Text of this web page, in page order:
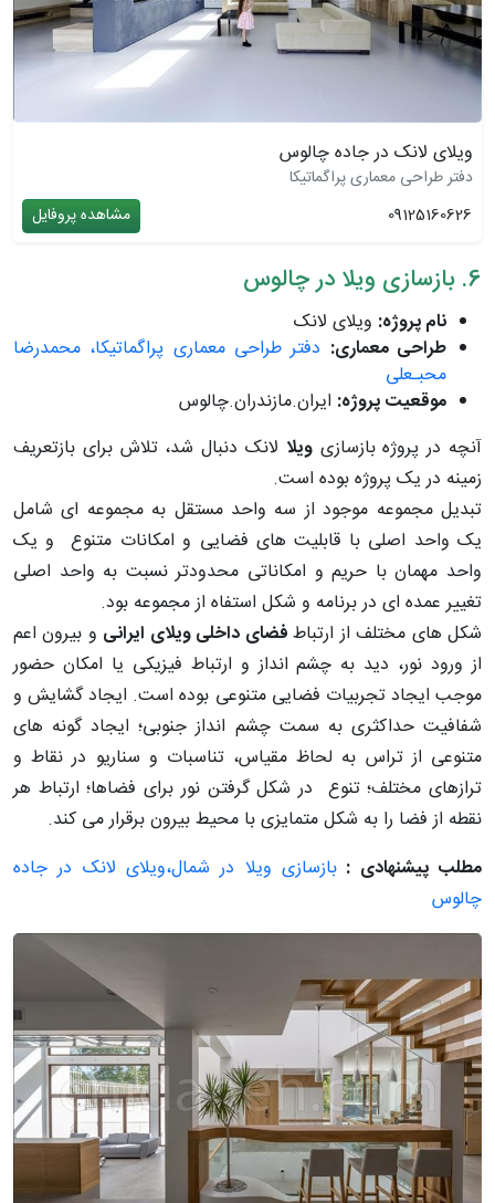
ویلای لانک در جاده چالوس
دفتر طراحی معماری پراگماتیکا
09125160626
مشاهده پروفایل
6. بازسازی ویلا در چالوس
نام پروژه: ویلای لانک
طراحی معماری: دفتر طراحی معماری پراگماتیکا، محمدرضا
محبـعلی
موقعیت پروژه: ایران.مازندران.چالوس
آنچه در پروژه بازسازیویلا لانک دنبال شد، تلاش برای بازتعریف
زمینه در یک پروژه بوده است.
تبدیل مجموعه موجود از سه واحد مستقل به مجموعه ای شامل
یک واحد اصلی با قابلیت های فضایی و امکانات متنوع و یک
واحد مهمان با حریم و امکاناتی محدودتر نسبت به واحد اصلی
تغییر عمده ای در برنامه و شکل استفاه از مجموعه بود.
شکل های مختلف از ارتباطفضای داخلی ویلای ایرانی و بیرون اعم
از ورود نور، دید به چشم انداز و ارتباط فیزیکی یا امکان حضور
موجب ایجاد تجربیات فضایی متنوعی بوده است. ایجاد گشایش و
شفافیت حداکثری به سمت چشم انداز جنوبی؛ ایجاد گونه های
متنوعی از تراس به لحاظ مقیاس، تناسبات و سناریو در نقاط و
ترازهای مختلف؛ تنوع در شکل گرفتن نور برای فضاها؛ ارتباط هر
نقطه از فضا را به شکل متمایزی با محیط بیرون برقرار می کند.
مطلب پیشنهادی : بازسازی ویلا در شمال،ویلای لانک در جاده
چالوس